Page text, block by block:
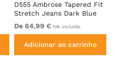
D555 Ambrose Tapered Fit
Stretch Jeans Dark Blue
De 64,99 € IVA incluído
Adicionar ao carrinho